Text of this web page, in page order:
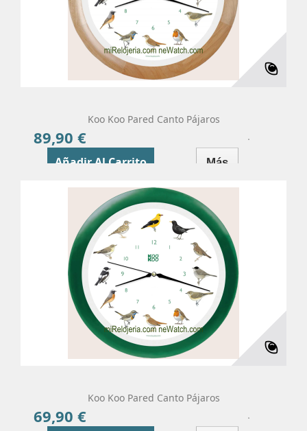
Koo Koo Pared Canto Pájaros
89,90 €
Añadir Al Carrito Más
Koo Koo Pared Canto Pájaros
69,90 €